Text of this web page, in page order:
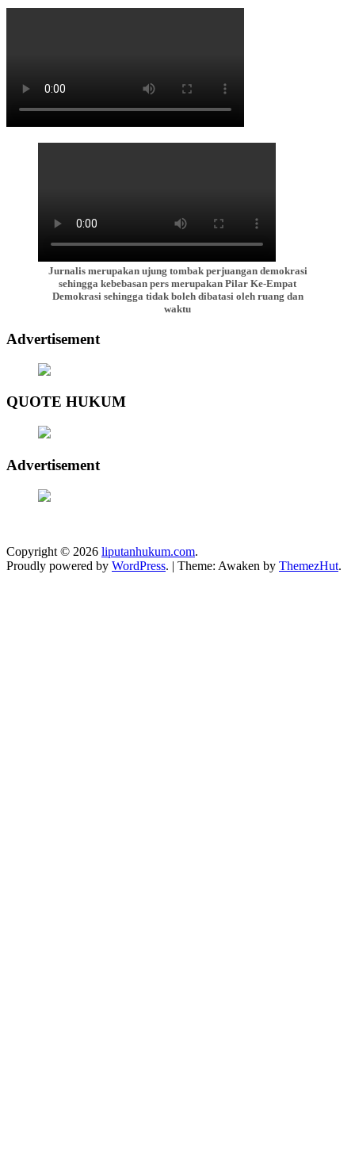
Jurnalis merupakan ujung tombak perjuangan demokrasi
sehingga kebebasan pers merupakan Pilar Ke-Empat
Demokrasi sehingga tidak boleh dibatasi oleh ruang dan
waktu
Advertisement
QUOTE HUKUM
Advertisement
Copyright © 2026 liputanhukum.com.
Proudly powered by WordPress. | Theme: Awaken by ThemezHut.